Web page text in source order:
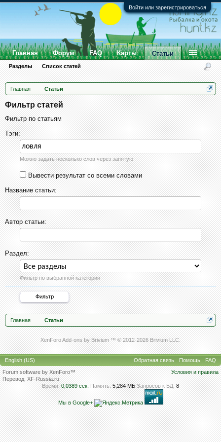
Войти или зарегистрироваться
Главная Статьи
Фильтр статей
Фильтр по статьям
Тэги:
Можно задать несколько слов через запятую
Вывести результат со всеми словами
Название статьи:
Автор статьи:
Раздел:
Фильтр по выбранной категории
Главная Статьи
XenForo Add-ons by Brivium ™ © 2012-2026 Brivium LLC.
Главная Форум FAQ Карты Статьи
Разделы Список статей
English (US) Обратная связь Помощь
FAQ
Условия и правила
Forum software by XenForo™
Перевод:XF-Russia.ru
Время: 0,0389 сек. Память: 5,284 МБ Запросов к БД: 8
Мы в Google+